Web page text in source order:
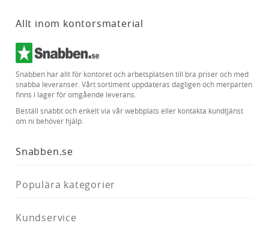
Allt inom kontorsmaterial
Snabben har allt för kontoret och arbetsplatsen till bra priser och med
snabba leveranser. Vårt sortiment uppdateras dagligen och merparten
finns i lager för omgående leverans.
Beställ snabbt och enkelt via vår webbplats eller kontakta kundtjänst
om ni behöver hjälp.
Snabben.se
Populära kategorier
Kundservice